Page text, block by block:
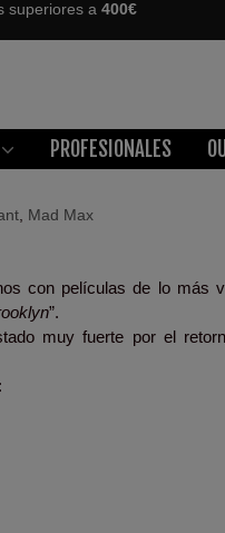
superiores a400€
PROFESIONALES
Mad Max
con películas de lo más
”.
muy fuerte por el
: